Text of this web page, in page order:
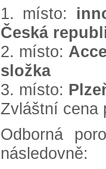
1. místo:
Česká
2. místo:
složka
3. místo:
Zvláštní cena
Odborná
následovně: